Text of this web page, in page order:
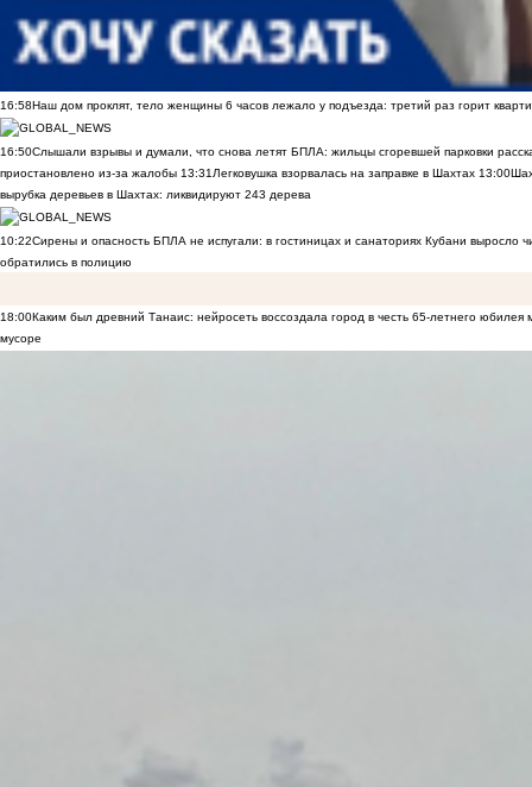
16:58Наш дом проклят, тело женщины 6 часов лежало у подъезда: третий раз горит
16:50Слышали взрывы и думали, что снова летят БПЛА: жильцы сгоревшей парковки
приостановлено из-за жалобы 13:31Легковушка взорвалась на заправке в Шахтах 13:00
вырубка деревьев в Шахтах: ликвидируют 243 дерева
10:22Сирены и опасность БПЛА не испугали: в гостиницах и санаториях Кубани выросло
обратились в полицию
18:00Каким был древний Танаис: нейросеть воссоздала город в честь 65-летнего юбилея
мусоре